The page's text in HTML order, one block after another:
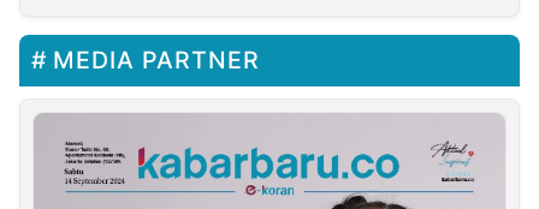
MEDIA PARTNER